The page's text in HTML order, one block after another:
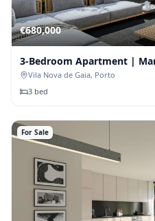
€680,000
3-Bedroom Apartment |
Vila Nova de Gaia, Porto
3 bed
For Sale